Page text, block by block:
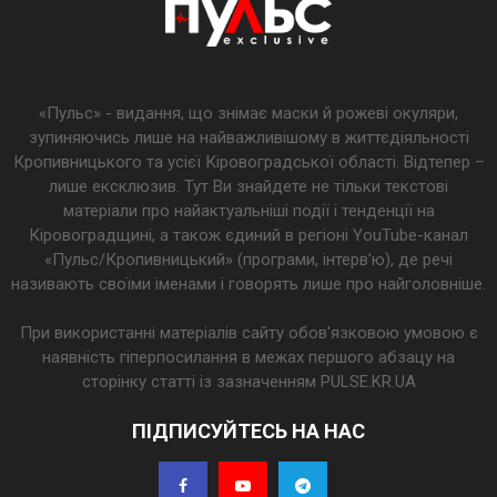
«Пульс» - видання, що знімає маски й рожеві окуляри,
зупиняючись лише на найважливішому в життєдіяльності
Кропивницького та усієї Кіровоградської області. Відтепер –
лише ексклюзив. Тут Ви знайдете не тільки текстові
матеріали про найактуальніші події і тенденції на
Кіровоградщині, а також єдиний в регіоні YouTube-канал
«Пульс/Кропивницький» (програми, інтерв’ю), де речі
називають своїми іменами і говорять лише про найголовніше.
При використанні матеріалів сайту обов'язковою умовою є
наявність гіперпосилання в межах першого абзацу на
сторінку статті із зазначенням PULSE.KR.UA
ПІДПИСУЙТЕСЬ НА НАС